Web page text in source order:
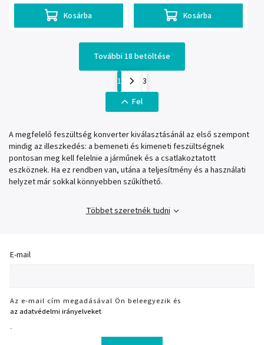
Kosárba Kosárba
További 18 betöltése
1
3
Fel
A megfelelő feszültség konverter kiválasztásánál az első szempont
mindig az illeszkedés: a bemeneti és kimeneti feszültségnek
pontosan meg kell felelnie a járműnek és a csatlakoztatott
eszköznek. Ha ez rendben van, utána a teljesítmény és a használati
helyzet már sokkal könnyebben szűkíthető.
Többet szeretnék tudni
E-mail
Az e-mail cím megadásával Ön beleegyezik és
az adatvédelmi irányelveket
.